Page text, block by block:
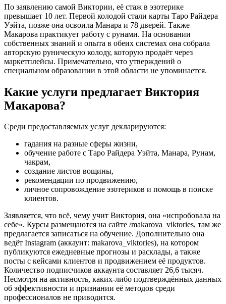
По заявлению самой Виктории, её стаж в эзотерике
превышает 10 лет. Первой колодой стали карты Таро Райдера
Уэйта, позже она освоила Манара и 78 дверей. Также
Макарова практикует работу с рунами. На основании
собственных знаний и опыта в обеих системах она собрала
авторскую руническую колоду, которую продаёт через
маркетплейсы. Примечательно, что утверждений о
специальном образовании в этой области не упоминается.
Какие услуги предлагает Виктория
Макарова?
Среди предоставляемых услуг декларируются:
гадания на разные сферы жизни,
обучение работе с Таро Райдера Уэйта, Манара, Рунам,
чакрам,
создание листов вощины,
рекомендации по продвижению,
личное сопровождение эзотериков и помощь в поиске
клиентов.
Заявляется, что всё, чему учит Виктория, она «испробовала на
себе». Курсы размещаются на сайте /makarova_viktories, там же
предлагается записаться на обучение. Дополнительно она
ведёт Instagram (аккаунт: makarova_viktories), на котором
публикуются ежедневные прогнозы и расклады, а также
посты с кейсами клиентов и продвижением её продуктов.
Количество подписчиков аккаунта составляет 26,6 тысяч.
Несмотря на активность, каких-либо подтверждённых данных
об эффективности и признании её методов среди
профессионалов не приводится.